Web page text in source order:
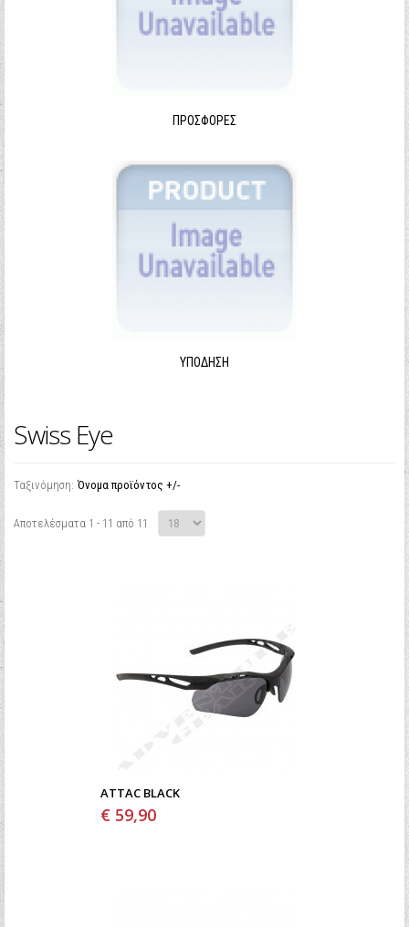
ΠΡΟΣΦΟΡΈΣ
ΥΠΌΔΗΣΗ
Swiss Eye
Ταξινόμηση: Όνομα προϊόντος +/-
Αποτελέσματα 1 - 11 από 11
ATTAC BLACK
€ 59,90